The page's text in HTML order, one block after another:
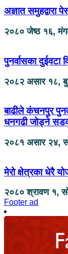
अज्ञात समुहद्वारा
२०८० जेष्ठ १६,
पुनर्वासका दुईवटा
२०८२ असार १८,
बाढीले कंचनपुर
धनगढी जोड्ने
२०८१ असार २४,
मेरो क्षेत्रका धेरै
२०८० श्रावण १,
Footer ad